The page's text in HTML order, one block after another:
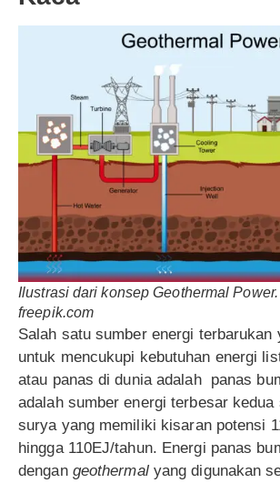
Ilustrasi dari konsep Geothermal
freepik.com
Salah satu sumber energi terbarukan
untuk mencukupi kebutuhan energi
atau panas di dunia adalah panas
adalah sumber energi terbesar kedua
surya yang memiliki kisaran potensi
hingga 110EJ/tahun. Energi panas
dengan geothermalyang digunakan